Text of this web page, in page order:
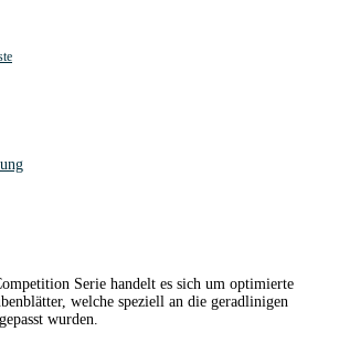
Serie handelt es sich um optimierte
welche speziell an die geradlinigen
wurden.